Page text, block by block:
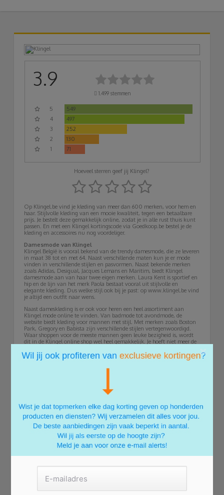
3.9
1.499 stemmen
5
549
4
497
3
252
2
130
1
71
Hoeveel sterren geef jij Klingel?
Op Klingel.be vind je kleding van meer dan 600 merken, voor hem en
haar. Stijlvolle kleding van een mooie kwaliteit, tegen een betaalbare
prijs. Je bestelt deze gemakkelijk online, zodat je in alle rust thuis kunt
passen. En met een Klingel kortingscode via Goedkoop.be bestel je de
kleding en accessoires nu nog voordeliger.
Damesmode van Klingel
Klingel België is vooral bekend van de trendy damesmode, die ze leveren
in maat 38 tot en met 64. Naast verschillende maten kun je er mode
vinden in verschillende stijlen en pasvormen. Naast bekende merken
zoals Adidas, Desigual, Jacques Lemans en Maritim, biedt Klingel
damesmode aan van haar twee eigen merken. Laura Kent is sportief en
hip en de lijn van het merk Paola bestaat vooral uit stijlvolle en
elegante kleding. Dus welke stijl ook bij je past: op www.klingel.be vind
je altijd een outfit naar wens.
Naast dameskleding is er ook voor heren een heel assortiment aan
Klingel mode online te vinden. Van badmode tot avondmode, de
website biedt kleding voor mannen met stijl. Met merken zoals Boston
Park, Gregory en Babista zijn verschillende stijlen vertegenwoordigd.
Waar shoppen voor de meeste mannen geen leuke bezigheid is, wordt
dit in de Klingel online shop wel heel gemakkelijk. Je hoeft niet meer de
kleding direct vanuit huis bestellen. En dat wordt nu extra voordelig
met een leuke kortingscode, Klingel verwent je er graag mee.
met trendy en sportieve mode, Janet & Joyce met casual mode voor
De kleding in deze lijnen is verkrijgbaar in de maten 44 tot en met 64.
Voor heren is er kleding van Babista, Men Plus en Klingel zelf. En ook
de grote maten zijn vertegenwoordigd tijdens de Klingel sale.
Ook accessoires in alle maten en stijlen vind je op www.klingel.be.
Zowel functioneel als decoratief. Denk aan die ene mooie ketting die je
outfit helemaal af kan maken, een lekkere warme jas, of een nette riem
bij je nieuwe broek. De accessoires bij Klingel online bestellen, zorgt
ervoor dat deze helemaal aansluiten op je outfit van de webshop. En
bestellen. Zo zie je er dag en nacht op je best uit.
×